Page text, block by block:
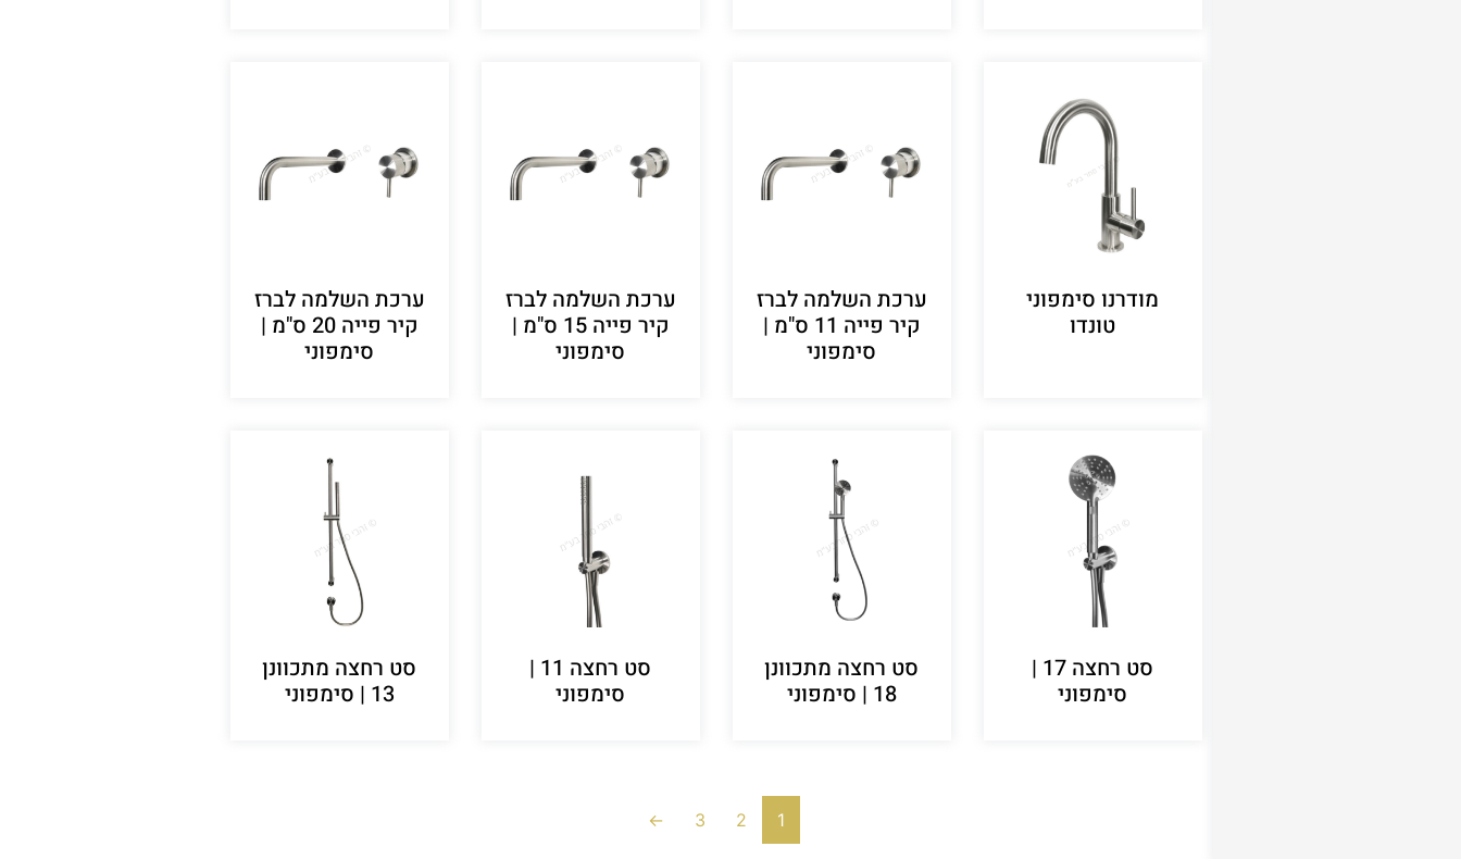
מודרנו סימפוני
טונדו
ערכת השלמה לברז
קיר פייה 11 ס"מ |
סימפוני
ערכת השלמה לברז
קיר פייה 15 ס"מ |
סימפוני
ערכת השלמה לברז
קיר פייה 20 ס"מ |
סימפוני
סט רחצה 17 |
סימפוני
סט רחצה מתכוונן
18 | סימפוני
סט רחצה 11 |
סימפוני
סט רחצה מתכוונן
13 | סימפוני
1
2
3
←